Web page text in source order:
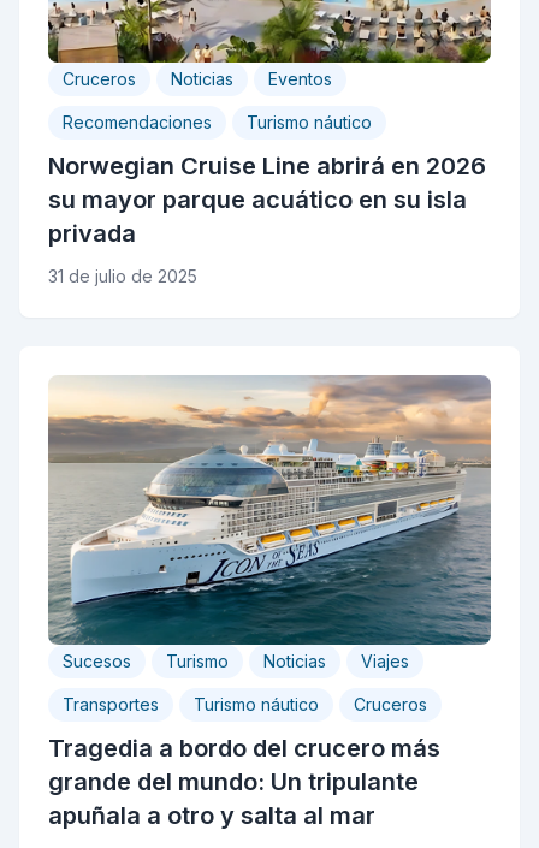
Cruceros Noticias Eventos
Recomendaciones Turismo náutico
Norwegian Cruise Line abrirá en 2026
su mayor parque acuático en su isla
privada
31 de julio de 2025
Sucesos Turismo Noticias Viajes
Transportes Turismo náutico Cruceros
Tragedia a bordo del crucero más
grande del mundo: Un tripulante
apuñala a otro y salta al mar